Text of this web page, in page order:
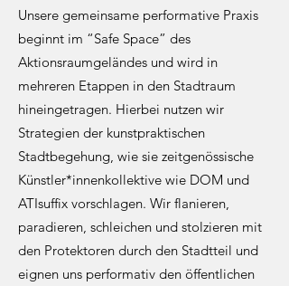
Unsere gemeinsame performative Praxis
beginnt im “Safe Space” des
Aktionsraumgeländes und wird in
mehreren Etappen in den Stadtraum
hineingetragen. Hierbei nutzen wir
Strategien der kunstpraktischen
Stadtbegehung, wie sie zeitgenössische
Künstler*innenkollektive wie DOM und
ATIsuffix vorschlagen. Wir flanieren,
paradieren, schleichen und stolzieren mit
den Protektoren durch den Stadtteil und
eignen uns performativ den öffentlichen